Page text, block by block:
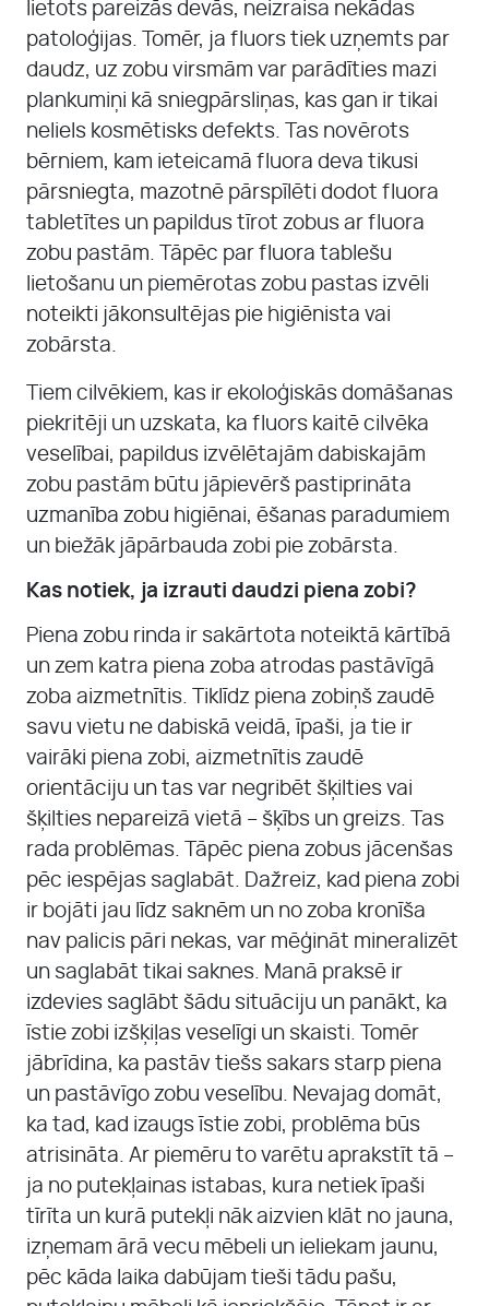
lietots pareizās devās, neizraisa nekādas
patoloģijas. Tomēr, ja fluors tiek uzņemts par
daudz, uz zobu virsmām var parādīties mazi
plankumiņi kā sniegpārsliņas, kas gan ir tikai
neliels kosmētisks defekts. Tas novērots
bērniem, kam ieteicamā fluora deva tikusi
pārsniegta, mazotnē pārspīlēti dodot fluora
tabletītes un papildus tīrot zobus ar fluora
zobu pastām. Tāpēc par fluora tablešu
lietošanu un piemērotas zobu pastas izvēli
noteikti jākonsultējas pie higiēnista vai
zobārsta.
Tiem cilvēkiem, kas ir ekoloģiskās domāšanas
piekritēji un uzskata, ka fluors kaitē cilvēka
veselībai, papildus izvēlētajām dabiskajām
zobu pastām būtu jāpievērš pastiprināta
uzmanība zobu higiēnai, ēšanas paradumiem
un biežāk jāpārbauda zobi pie zobārsta.
Kas notiek, ja izrauti daudzi piena zobi?
Piena zobu rinda ir sakārtota noteiktā kārtībā
un zem katra piena zoba atrodas pastāvīgā
zoba aizmetnītis. Tiklīdz piena zobiņš zaudē
savu vietu ne dabiskā veidā, īpaši, ja tie ir
vairāki piena zobi, aizmetnītis zaudē
orientāciju un tas var negribēt šķilties vai
šķilties nepareizā vietā – šķībs un greizs. Tas
rada problēmas. Tāpēc piena zobus jācenšas
pēc iespējas saglabāt. Dažreiz, kad piena zobi
ir bojāti jau līdz saknēm un no zoba kronīša
nav palicis pāri nekas, var mēģināt mineralizēt
un saglabāt tikai saknes. Manā praksē ir
izdevies saglābt šādu situāciju un panākt, ka
īstie zobi izšķiļas veselīgi un skaisti. Tomēr
jābrīdina, ka pastāv tiešs sakars starp piena
un pastāvīgo zobu veselību. Nevajag domāt,
ka tad, kad izaugs īstie zobi, problēma būs
atrisināta. Ar piemēru to varētu aprakstīt tā –
ja no putekļainas istabas, kura netiek īpaši
tīrīta un kurā putekļi nāk aizvien klāt no jauna,
izņemam ārā vecu mēbeli un ieliekam jaunu,
pēc kāda laika dabūjam tieši tādu pašu,